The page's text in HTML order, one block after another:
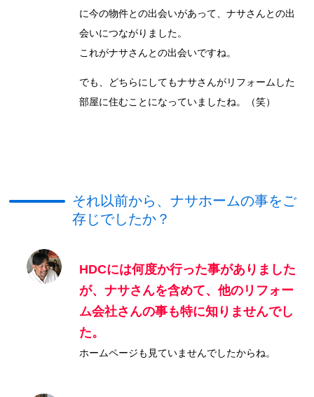
に今の物件との出会いがあって、ナサさんとの出
会いにつながりました。
これがナサさんとの出会いですね。
でも、どちらにしてもナサさんがリフォームした
部屋に住むことになっていましたね。（笑）
それ以前から、ナサホームの事をご
存じでしたか？
HDCには何度か行った事がありました
が、ナサさんを含めて、他のリフォー
ム会社さんの事も特に知りませんでし
た。
ホームページも見ていませんでしたからね。